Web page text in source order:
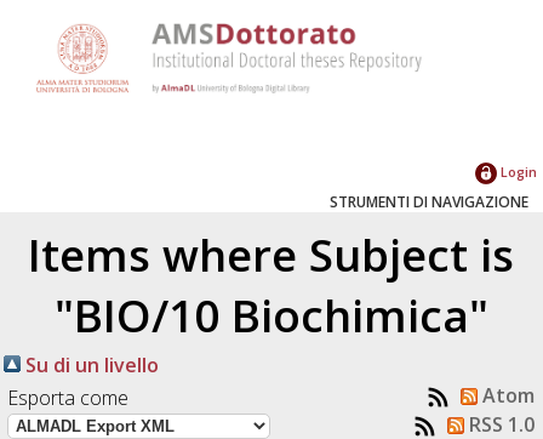
Login
STRUMENTI DI NAVIGAZIONE
Items where Subject is
"BIO/10 Biochimica"
Su di un livello
Esporta come
Atom
RSS 1.0